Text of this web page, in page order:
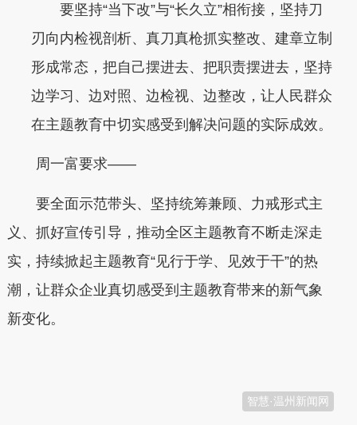
要坚持“当下改”与“长久立”相衔接，坚持刀
刃向内检视剖析、真刀真枪抓实整改、建章立制
形成常态，把自己摆进去、把职责摆进去，坚持
边学习、边对照、边检视、边整改，让人民群众
在主题教育中切实感受到解决问题的实际成效。
周一富要求——
要全面示范带头、坚持统筹兼顾、力戒形式主
义、抓好宣传引导，推动全区主题教育不断走深走
实，持续掀起主题教育“见行于学、见效于干”的热
潮，让群众企业真切感受到主题教育带来的新气象
新变化。
智慧·温州新闻网